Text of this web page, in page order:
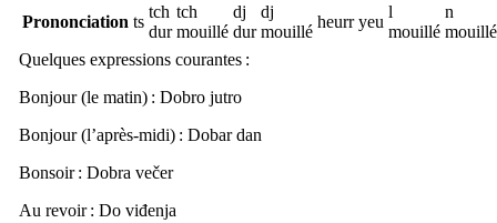
Prononciation ts
tch
dur
tch
mouillé
dj
dur
dj
mouillé
heurr yeu
l
mouillé
n
mouillé
Quelques expressions courantes :
Bonjour (le matin) : Dobro jutro
Bonjour (l’après-midi) : Dobar dan
Bonsoir : Dobra večer
Au revoir : Do viđenja